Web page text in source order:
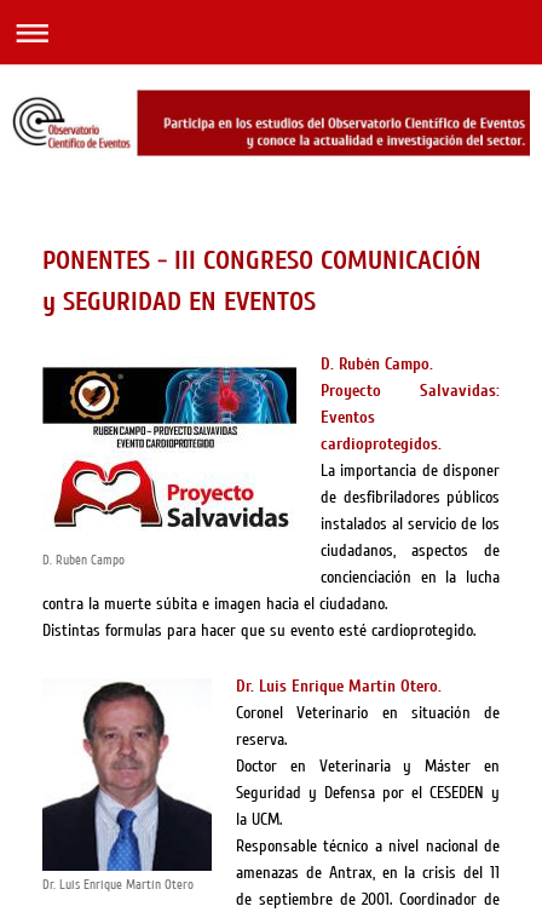
PONENTES - III CONGRESO COMUNICACIÓN
y SEGURIDAD EN EVENTOS
D. Rubén Campo
D. Rubén Campo.
Proyecto Salvavidas:
Eventos
cardioprotegidos.
La importancia de disponer
de desfibriladores públicos
instalados al servicio de los
ciudadanos, aspectos de
concienciación en la lucha
contra la muerte súbita e imagen hacia el ciudadano.
Distintas formulas para hacer que su evento esté cardioprotegido.
Dr. Luis Enrique Martín Otero
Dr. Luis Enrique Martín Otero.
Coronel Veterinario en situación de
reserva.
Doctor en Veterinaria y Máster en
Seguridad y Defensa por el CESEDEN y
la UCM.
Responsable técnico a nivel nacional de
amenazas de Antrax, en la crisis del 11
de septiembre de 2001. Coordinador de